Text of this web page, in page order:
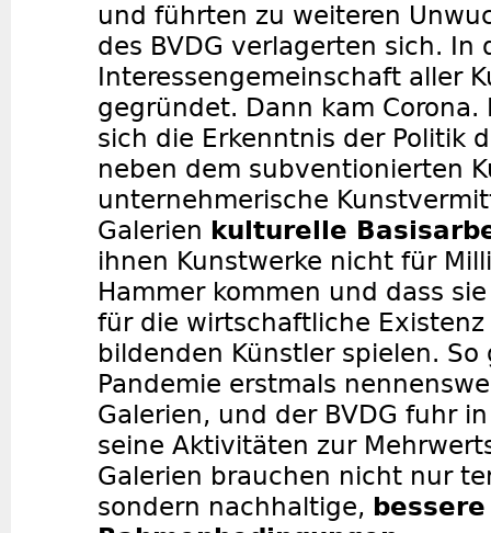
und führten zu weiteren
des BVDG verlagerten sich. In
Interessengemeinschaft aller
gegründet. Dann kam Corona.
sich die Erkenntnis der Politik
neben dem subventionierten
unternehmerische
Galerien kulturelle
ihnen Kunstwerke nicht für
Hammer kommen und dass
für die wirtschaftliche
bildenden Künstler spielen. So
Pandemie erstmals
Galerien, und der BVDG fuhr
seine Aktivitäten zur
Galerien brauchen nicht nur
sondern nachhaltige, bessere